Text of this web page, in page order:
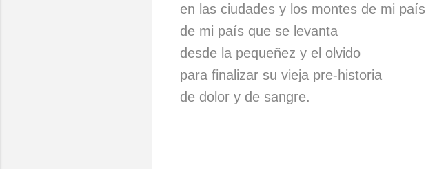
en las ciudades y los montes de mi país
de mi país que se levanta
desde la pequeñez y el olvido
para finalizar su vieja pre-historia
de dolor y de sangre.